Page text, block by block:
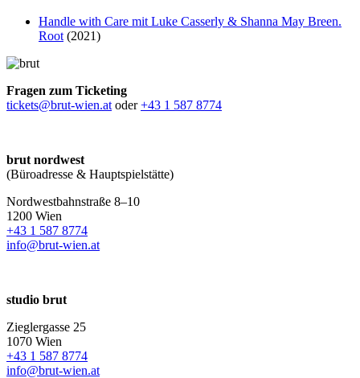
Handle with Care mit Luke Casserly & Shanna May Breen.
Root (2021)
Fragen zum Ticketing
tickets@brut-wien.at oder+43 1 587 8774
brut nordwest
(Büroadresse & Hauptspielstätte)
Nordwestbahnstraße 8–10
1200 Wien
+43 1 587 8774
info@brut-wien.at
studio brut
Zieglergasse 25
1070 Wien
+43 1 587 8774
info@brut-wien.at